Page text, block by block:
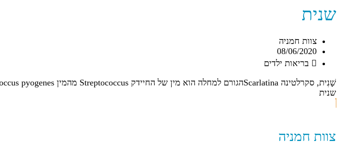
שנית
צוות חמניה
08/06/2020
בריאות ילדים
שנית
צוות חמניה